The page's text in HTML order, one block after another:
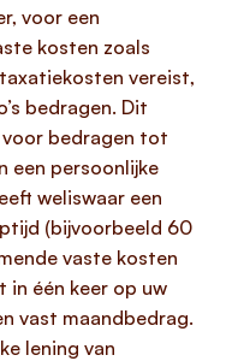
voor een
kosten zoals
vereist,
bedragen. Dit
bedragen tot
een persoonlijke
weliswaar een
(bijvoorbeeld 60
vaste kosten
in één keer op uw
vast maandbedrag.
lening van